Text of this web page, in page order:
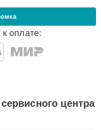
оплате:
центра